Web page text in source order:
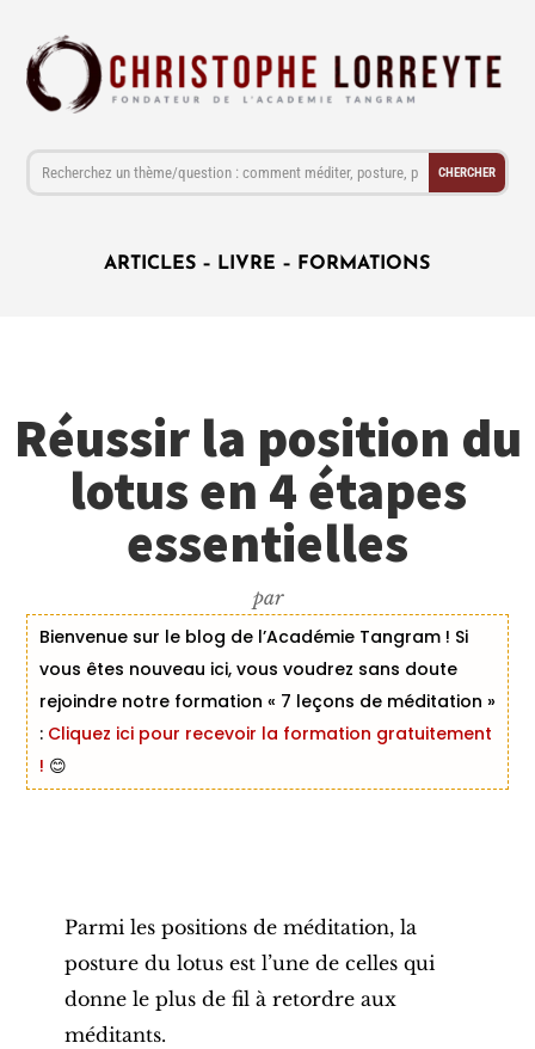
ARTICLES – LIVRE – FORMATIONS
Réussir la position du
lotus en 4 étapes
essentielles
par
Bienvenue sur le blog de l’Académie Tangram ! Si
vous êtes nouveau ici, vous voudrez sans doute
rejoindre notre formation « 7 leçons de méditation »
:Cliquez ici pour recevoir la formation gratuitement
! 😊
Parmi les positions de méditation, la
posturedu lotus est l’une de celles qui
donne le plus de fil à retordre aux
méditants.